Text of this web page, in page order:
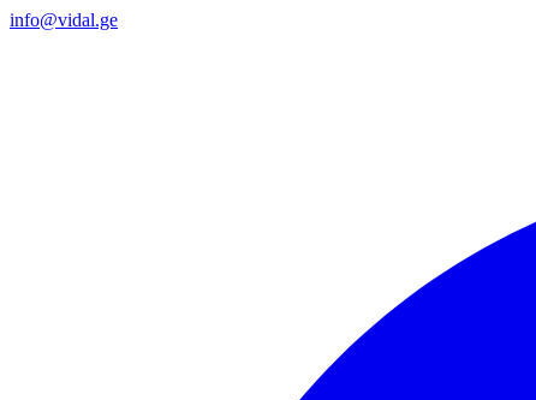
info@vidal.ge